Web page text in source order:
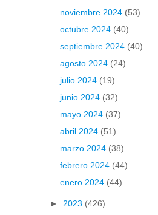
noviembre 2024 (53)
octubre 2024 (40)
septiembre 2024 (40)
agosto 2024 (24)
julio 2024 (19)
junio 2024 (32)
mayo 2024 (37)
abril 2024 (51)
marzo 2024 (38)
febrero 2024 (44)
enero 2024 (44)
► 2023 (426)